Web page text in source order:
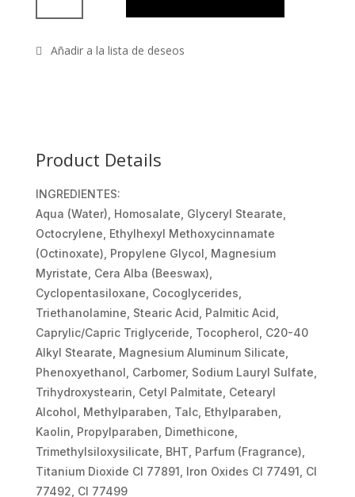
Product Details
INGREDIENTES:
Aqua (Water), Homosalate, Glyceryl Stearate,
Octocrylene, Ethylhexyl Methoxycinnamate
(Octinoxate), Propylene Glycol, Magnesium
Myristate, Cera Alba (Beeswax),
Cyclopentasiloxane, Cocoglycerides,
Triethanolamine, Stearic Acid, Palmitic Acid,
Caprylic/Capric Triglyceride, Tocopherol, C20-40
Alkyl Stearate, Magnesium Aluminum Silicate,
Phenoxyethanol, Carbomer, Sodium Lauryl Sulfate,
Trihydroxystearin, Cetyl Palmitate, Cetearyl
Alcohol, Methylparaben, Talc, Ethylparaben,
Kaolin, Propylparaben, Dimethicone,
Trimethylsiloxysilicate, BHT, Parfum (Fragrance),
Titanium Dioxide CI 77891, Iron Oxides CI 77491, CI
77492, CI 77499